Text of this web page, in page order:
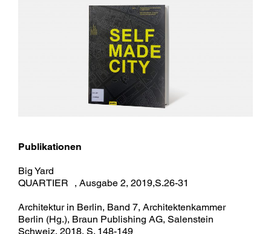
Publikationen
Big Yard
QUARTIER , Ausgabe 2, 2019,S.26-31
Architektur in Berlin, Band 7, Architektenkammer
Berlin (Hg.), Braun Publishing AG, Salenstein
Schweiz, 2018, S. 148-149